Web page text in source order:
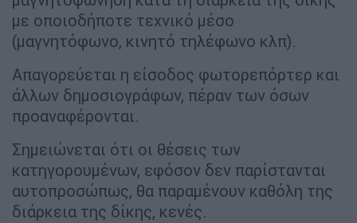
με οποιοδήποτε τεχνικό μέσο
(μαγνητόφωνο, κινητό τηλέφωνο κλπ).
Απαγορεύεται η είσοδος φωτορεπόρτερ και
άλλων δημοσιογράφων, πέραν των όσων
προαναφέρονται.
Σημειώνεται ότι οι θέσεις των
κατηγορουμένων, εφόσον δεν παρίστανται
αυτοπροσώπως, θα παραμένουν καθόλη της
διάρκεια της δίκης, κενές.